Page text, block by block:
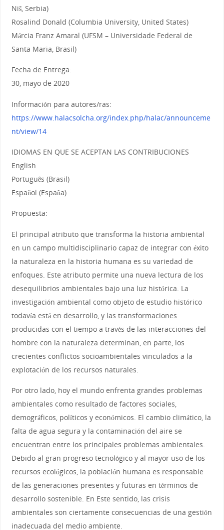
Niš, Serbia)
Rosalind Donald (Columbia University, United States)
Márcia Franz Amaral (UFSM – Universidade Federal de
Santa Maria, Brasil)
Fecha de Entrega:
30, mayo de 2020
Información para autores/ras:
https://www.halacsolcha.org/index.php/halac/announceme
nt/view/14
IDIOMAS EN QUE SE ACEPTAN LAS CONTRIBUCIONES
English
Português (Brasil)
Español (España)
Propuesta:
El principal atributo que transforma la historia ambiental
en un campo multidisciplinario capaz de integrar con éxito
la naturaleza en la historia humana es su variedad de
enfoques. Este atributo permite una nueva lectura de los
desequilibrios ambientales bajo una luz histórica. La
investigación ambiental como objeto de estudio histórico
todavía está en desarrollo, y las transformaciones
producidas con el tiempo a través de las interacciones del
hombre con la naturaleza determinan, en parte, los
crecientes conflictos socioambientales vinculados a la
explotación de los recursos naturales.
Por otro lado, hoy el mundo enfrenta grandes problemas
ambientales como resultado de factores sociales,
demográficos, políticos y económicos. El cambio climático, la
falta de agua segura y la contaminación del aire se
encuentran entre los principales problemas ambientales.
Debido al gran progreso tecnológico y al mayor uso de los
recursos ecológicos, la población humana es responsable
de las generaciones presentes y futuras en términos de
desarrollo sostenible. En Este sentido, las crisis
ambientales son ciertamente consecuencias de una gestión
inadecuada del medio ambiente.